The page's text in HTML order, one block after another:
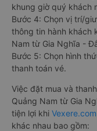
khung giờ quý khách
Bước 4: Chọn vị trí/
thông tin hành khách
Nam từ Gia Nghĩa -
Bước 5: Chọn hình
thanh toán vé.
Việc đặt mua và
Quảng Nam từ Gia
tiện lợi khi Vexere.com
khác nhau bao gồm: